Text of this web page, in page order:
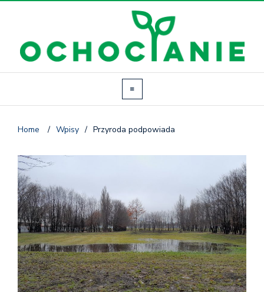
Home / Wpisy / Przyroda podpowiada